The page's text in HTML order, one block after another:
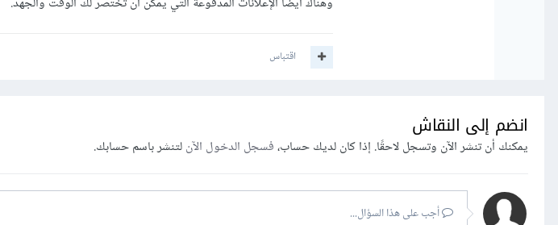
اقتباس
انضم إلى النقاش
يمكنك أن تنشر الآن وتسجل لاحقًا. إذا كان لديك حساب،فسجل الدخول الآنلتنشر باسم حسابك.
أجب على هذا السؤال...